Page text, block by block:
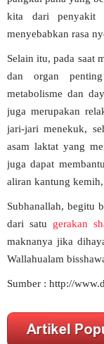
kita dari penyakit
menyebabkan rasa
Selain itu, pada saat
dan organ
metabolisme dan
juga merupakan
jari-jari menekuk,
asam laktat yang
juga dapat
aliran kantung
Subhanallah, begitu
dari satu gerakan
maknanya jika
Wallahualam
Sumber : http://